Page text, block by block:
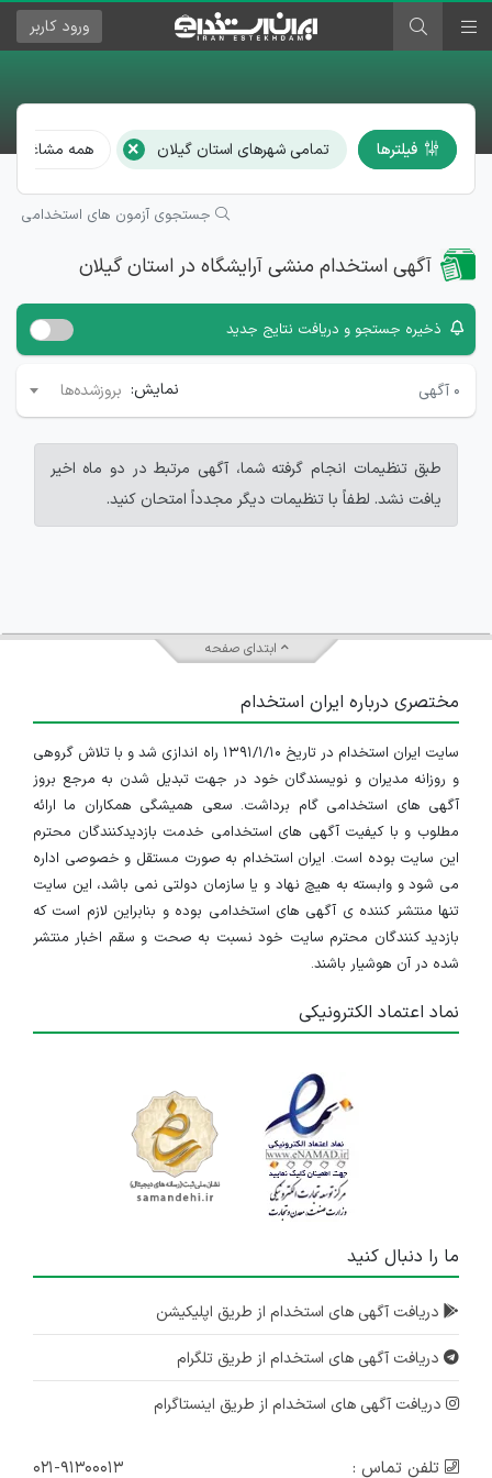
ورود کاربر
فیلترها تمامی شهرهای استان گیلان × همه مشاغل
جستجوی آزمون های استخدامی
آگهی استخدام منشی آرایشگاه در استان گیلان
ذخیره جستجو و دریافت نتایج جدید
۰ آگهی نمایش: بروزشده‌ها
طبق تنظیمات انجام گرفته شما، آگهی مرتبط در دو ماه اخیر
یافت نشد. لطفاً با تنظیمات دیگر مجدداً امتحان کنید.
ابتدای صفحه
مختصری درباره ایران استخدام
سایت ایران استخدام در تاریخ ۱۳۹۱/۱/۱۰ راه اندازی شد و با تلاش گروهی
و روزانه مدیران و نویسندگان خود در جهت تبدیل شدن به مرجع بروز
آگهی های استخدامی گام برداشت. سعی همیشگی همکاران ما ارائه
مطلوب و با کیفیت آگهی های استخدامی خدمت بازدیدکنندگان محترم
این سایت بوده است. ایران استخدام به صورت مستقل و خصوصی اداره
می شود و وابسته به هیچ نهاد و یا سازمان دولتی نمی باشد، این سایت
تنها منتشر کننده ی آگهی های استخدامی بوده و بنابراین لازم است که
بازدید کنندگان محترم سایت خود نسبت به صحت و سقم اخبار منتشر
شده در آن هوشیار باشند.
نماد اعتماد الکترونیکی
ما را دنبال کنید
دریافت آگهی های استخدام از طریق اپلیکیشن
دریافت آگهی های استخدام از طریق تلگرام
دریافت آگهی های استخدام از طریق اینستاگرام
تلفن تماس : ۰۲۱-۹۱۳۰۰۰۱۳